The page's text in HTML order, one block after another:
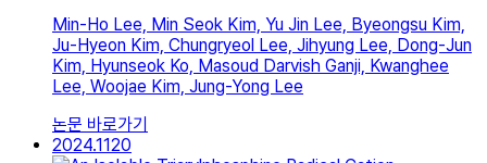
Min-Ho Lee, Min Seok Kim, Yu Jin Lee, Byeongsu Kim,
Ju-Hyeon Kim, Chungryeol Lee, Jihyung Lee, Dong-Jun
Kim, Hyunseok Ko, Masoud Darvish Ganji, Kwanghee
Lee, Woojae Kim, Jung-Yong Lee
논문 바로가기
2024.1120